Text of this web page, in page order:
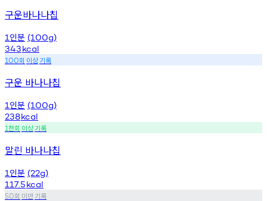
구운바나나칩
1 인분 (100g)
343kcal
100회 이상기록
구운 바나나칩
1 인분 (100g)
238kcal
1천회 이상기록
말린 바나나칩
1 인분 (22g)
117.5kcal
50회 미만기록